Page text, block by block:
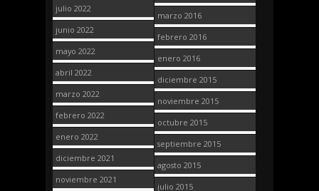
julio 2022
junio 2022
mayo 2022
abril 2022
marzo 2022
febrero 2022
enero 2022
diciembre 2021
noviembre 2021
marzo 2016
febrero 2016
enero 2016
diciembre 2015
noviembre 2015
octubre 2015
septiembre 2015
agosto 2015
julio 2015